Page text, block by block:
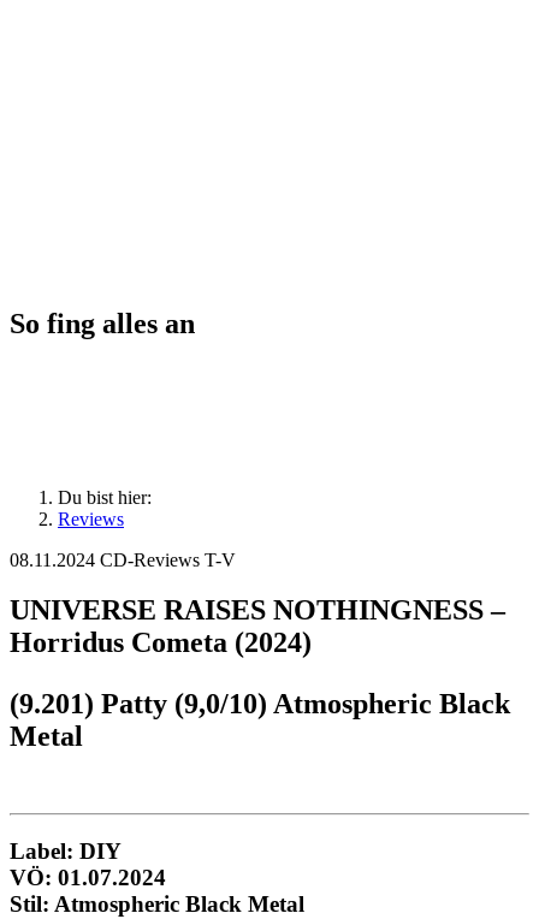
So fing alles an
Du bist hier:
Reviews
08.11.2024 CD-Reviews T-V
UNIVERSE RAISES NOTHINGNESS –
Horridus Cometa (2024)
(9.201) Patty (9,0/10) Atmospheric Black
Metal
Label: DIY
VÖ: 01.07.2024
Stil: Atmospheric Black Metal